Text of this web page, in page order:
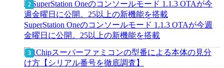
SuperStation Oneのコンソールモード 1.1.3 OTAが今週
金曜日に公開。25以上の新機能を搭載